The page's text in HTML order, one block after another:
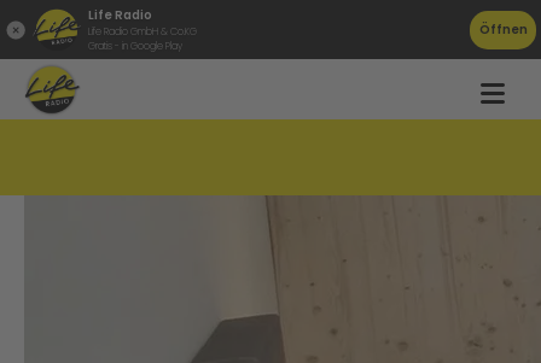
Life Radio
Life Radio GmbH & Co.KG
Gratis - in Google Play
Öffnen